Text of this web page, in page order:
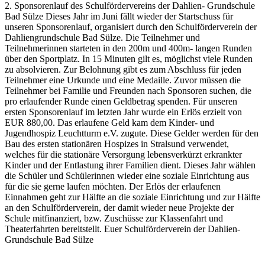
2. Sponsorenlauf des Schulfördervereins der Dahlien- Grundschule
Bad Sülze Dieses Jahr im Juni fällt wieder der Startschuss für
unseren Sponsorenlauf, organisiert durch den Schulförderverein der
Dahliengrundschule Bad Sülze. Die Teilnehmer und
Teilnehmerinnen starteten in den 200m und 400m- langen Runden
über den Sportplatz. In 15 Minuten gilt es, möglichst viele Runden
zu absolvieren. Zur Belohnung gibt es zum Abschluss für jeden
Teilnehmer eine Urkunde und eine Medaille. Zuvor müssen die
Teilnehmer bei Familie und Freunden nach Sponsoren suchen, die
pro erlaufender Runde einen Geldbetrag spenden. Für unseren
ersten Sponsorenlauf im letzten Jahr wurde ein Erlös erzielt von
EUR 880,00. Das erlaufene Geld kam dem Kinder- und
Jugendhospiz Leuchtturm e.V. zugute. Diese Gelder werden für den
Bau des ersten stationären Hospizes in Stralsund verwendet,
welches für die stationäre Versorgung lebensverkürzt erkrankter
Kinder und der Entlastung ihrer Familien dient. Dieses Jahr wählen
die Schüler und Schülerinnen wieder eine soziale Einrichtung aus
für die sie gerne laufen möchten. Der Erlös der erlaufenen
Einnahmen geht zur Hälfte an die soziale Einrichtung und zur Hälfte
an den Schulförderverein, der damit wieder neue Projekte der
Schule mitfinanziert, bzw. Zuschüsse zur Klassenfahrt und
Theaterfahrten bereitstellt. Euer Schulförderverein der Dahlien-
Grundschule Bad Sülze